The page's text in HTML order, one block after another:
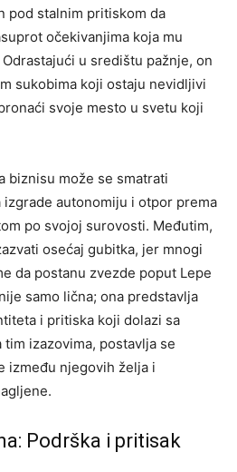
pod stalnim pritiskom da
očekivanjima koja mu
u središtu pažnje, on
sukobima koji ostaju nevidljivi
svoje mesto u svetu koji
biznisu može se smatrati
autonomiju i otpor prema
po svojoj surovosti. Međutim,
osećaj gubitka, jer mnogi
da postanu zvezde poput Lepe
samo lična; ona predstavlja
i pritiska koji dolazi sa
tim izazovima, postavlja se
između njegovih želja i
Podrška i pritisak